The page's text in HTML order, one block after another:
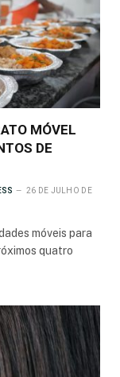
MÓVEL
DE
26 DE JULHO DE
móveis para
quatro